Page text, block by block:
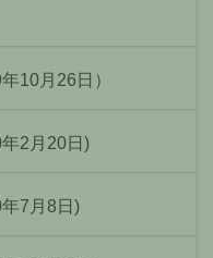
10月26日）
2月20日)
7月8日)